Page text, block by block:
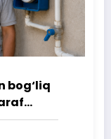
bog‘liq